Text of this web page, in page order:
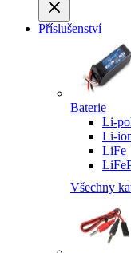
Příslušenství
Baterie
Li-
Li-
LiFe
Všechny